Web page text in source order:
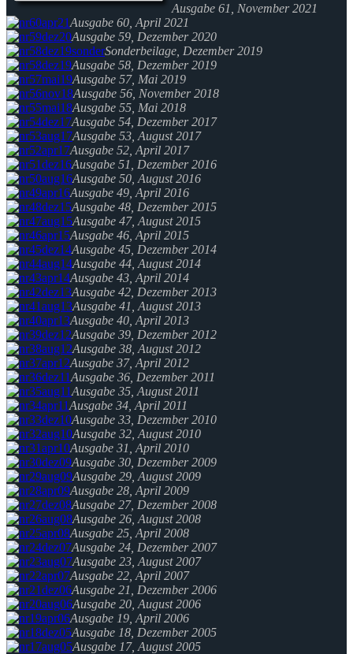
Ausgabe 61, November 2021
Ausgabe 60, April 2021
Ausgabe 59, Dezember 2020
Sonderbeilage, Dezember 2019
Ausgabe 58, Dezember 2019
Ausgabe 57, Mai 2019
Ausgabe 56, November 2018
Ausgabe 55, Mai 2018
Ausgabe 54, Dezember 2017
Ausgabe 53, August 2017
Ausgabe 52, April 2017
Ausgabe 51, Dezember 2016
Ausgabe 50, August 2016
Ausgabe 49, April 2016
Ausgabe 48, Dezember 2015
Ausgabe 47, August 2015
Ausgabe 46, April 2015
Ausgabe 45, Dezember 2014
Ausgabe 44, August 2014
Ausgabe 43, April 2014
Ausgabe 42, Dezember 2013
Ausgabe 41, August 2013
Ausgabe 40, April 2013
Ausgabe 39, Dezember 2012
Ausgabe 38, August 2012
Ausgabe 37, April 2012
Ausgabe 36, Dezember 2011
Ausgabe 35, August 2011
Ausgabe 34, April 2011
Ausgabe 33, Dezember 2010
Ausgabe 32, August 2010
Ausgabe 31, April 2010
Ausgabe 30, Dezember 2009
Ausgabe 29, August 2009
Ausgabe 28, April 2009
Ausgabe 27, Dezember 2008
Ausgabe 26, August 2008
Ausgabe 25, April 2008
Ausgabe 24, Dezember 2007
Ausgabe 23, August 2007
Ausgabe 22, April 2007
Ausgabe 21, Dezember 2006
Ausgabe 20, August 2006
Ausgabe 19, April 2006
Ausgabe 18, Dezember 2005
Ausgabe 17, August 2005